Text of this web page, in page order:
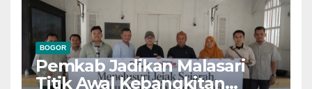
BOGOR
Pemkab Jadikan Malasari
Titik Awal Kebangkitan